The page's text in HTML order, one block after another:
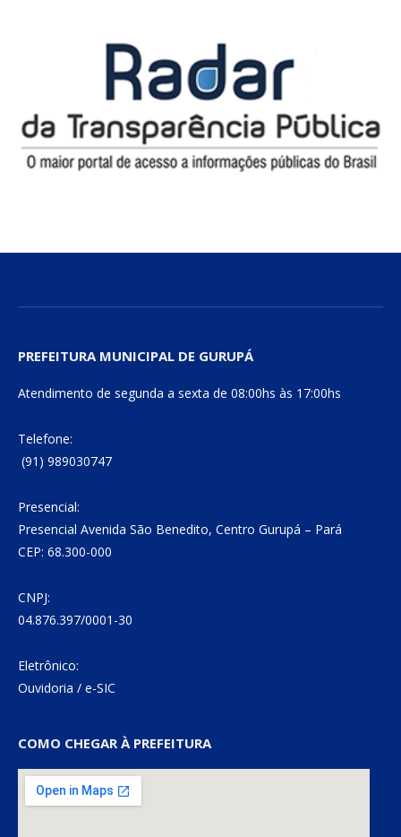
PREFEITURA MUNICIPAL DE GURUPÁ
Atendimento de segunda a sexta de 08:00hs às 17:00hs
Telefone:
(91) 989030747
Presencial:
Presencial Avenida São Benedito, Centro Gurupá – Pará
CEP: 68.300-000
CNPJ:
04.876.397/0001-30
Eletrônico:
Ouvidoria / e-SIC
COMO CHEGAR À PREFEITURA